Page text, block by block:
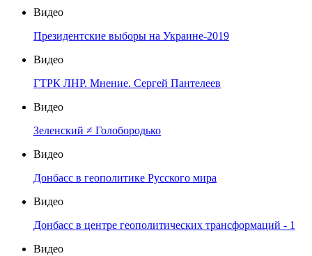
Видео
Президентские выборы на Украине-2019
Видео
ГТРК ЛНР. Мнение. Сергей Пантелеев
Видео
Зеленский ≠ Голобородько
Видео
Донбасс в геополитике Русского мира
Видео
Донбасс в центре геополитических трансформаций - 1
Видео